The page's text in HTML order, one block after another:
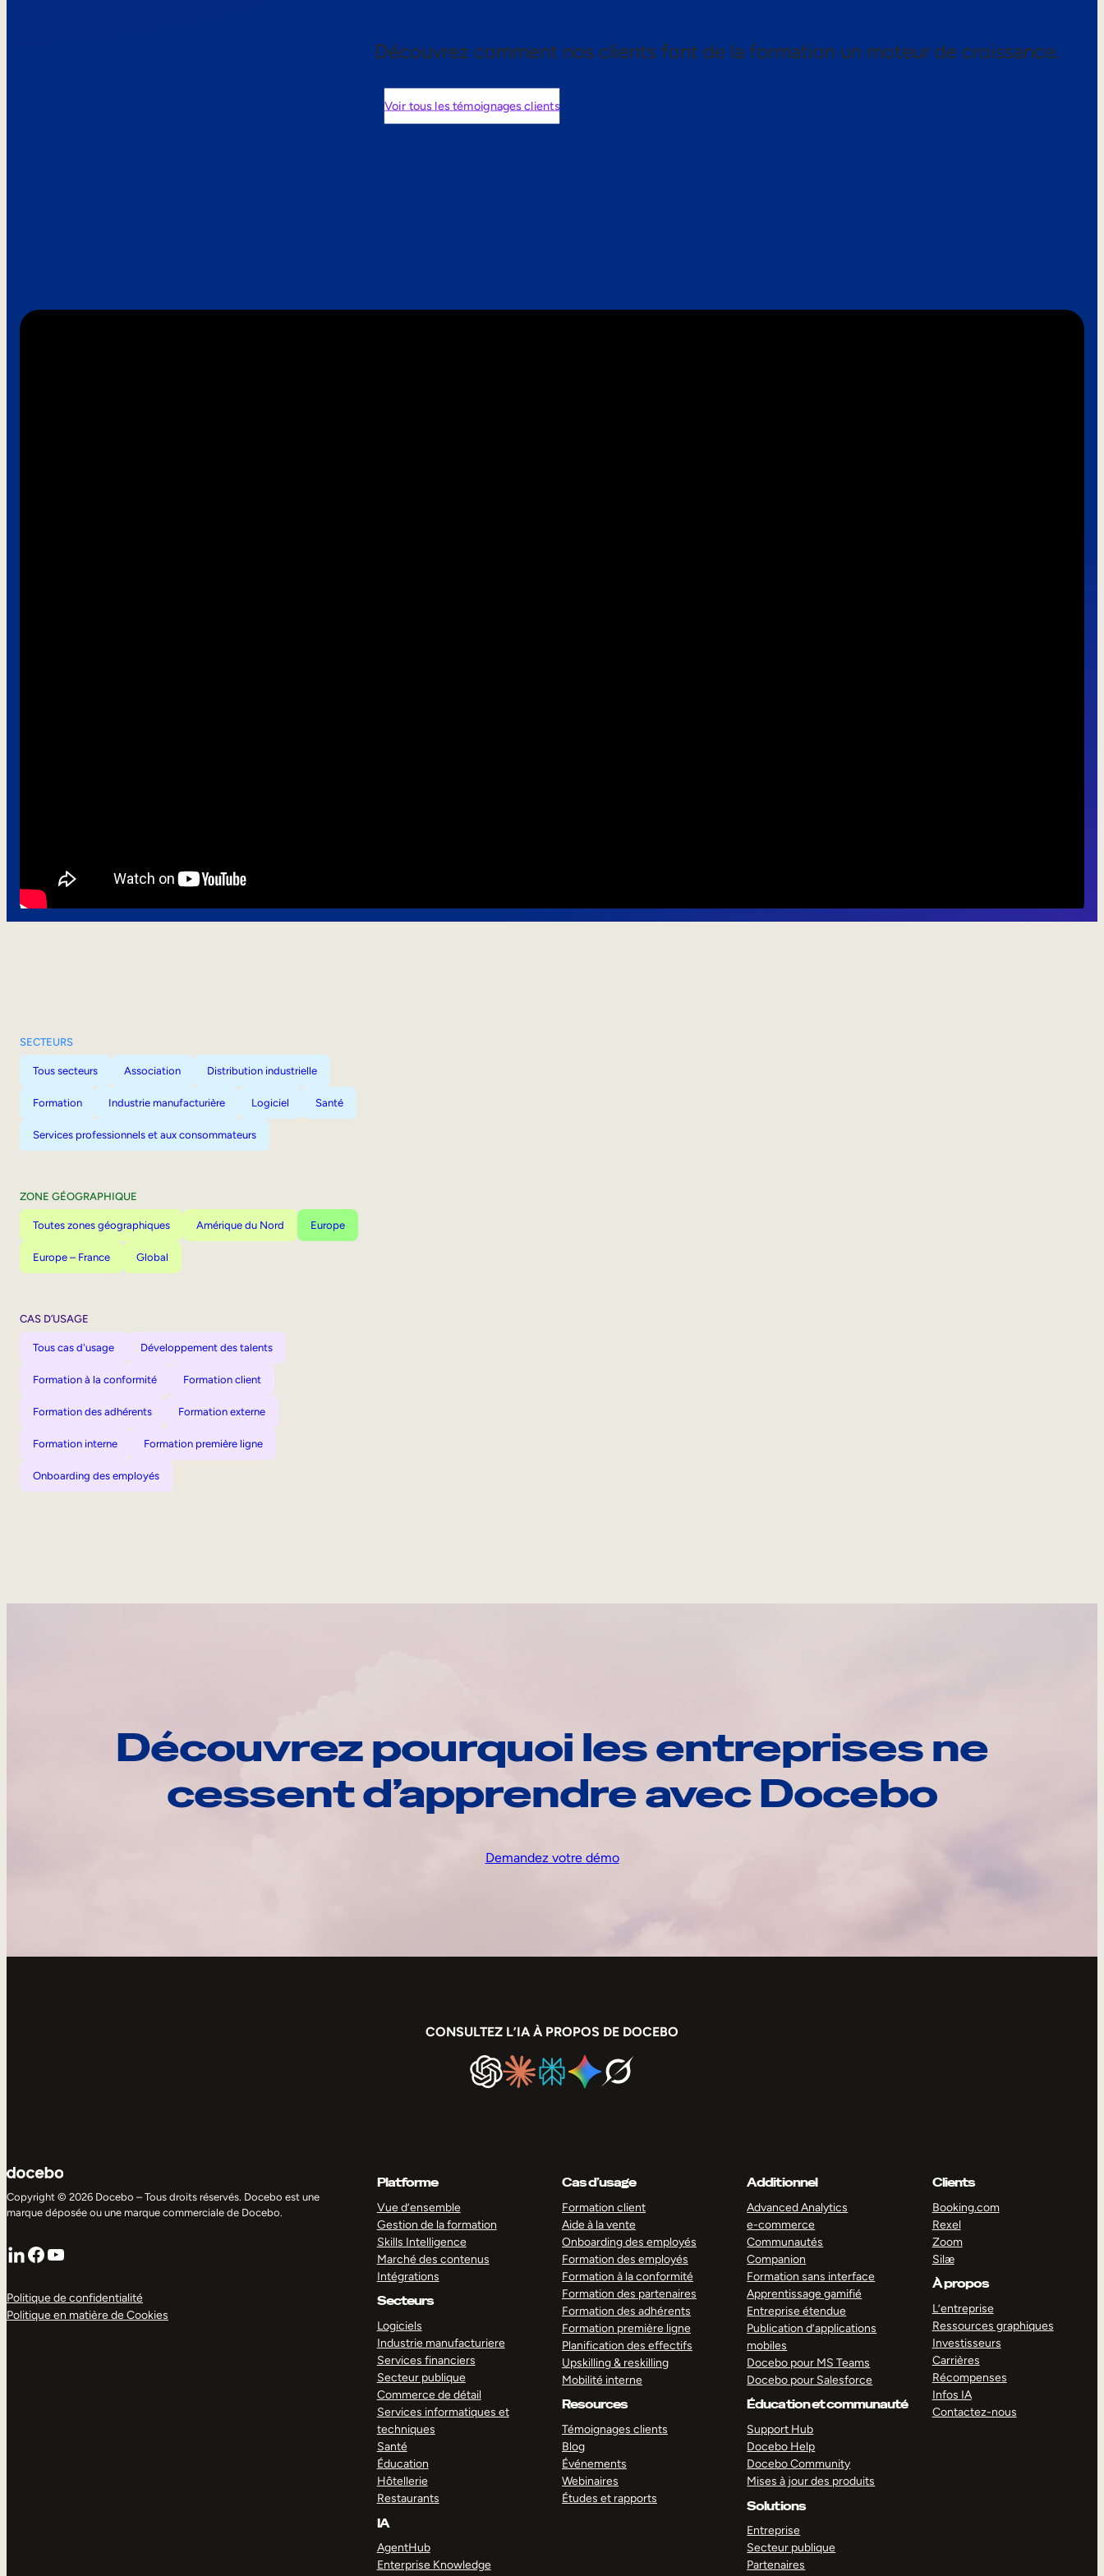
Découvrez comment nos clients font de la formation un moteur de croissance.
Voir tous les témoignages clients
SECTEURS
Tous secteurs Association Distribution industrielle
Formation Industrie manufacturière Logiciel Santé
Services professionnels et aux consommateurs
ZONE GÉOGRAPHIQUE
Toutes zones géographiques Amérique du Nord Europe
Europe – France Global
CAS D’USAGE
Tous cas d'usage Développement des talents
Formation à la conformité Formation client
Formation des adhérents Formation externe
Formation interne Formation première ligne
Onboarding des employés
Découvrez pourquoi les entreprises ne
cessent d’apprendre avec Docebo
Demandez votre démo
CONSULTEZ L’IA À PROPOS DE DOCEBO
Copyright © 2026 Docebo – Tous droits réservés. Docebo est une
marque déposée ou une marque commerciale de Docebo.
LinkedIn
Facebook
YouTube
Politique de confidentialité
Politique en matière de Cookies
Platforme
Vue d’ensemble
Gestion de la formation
Skills Intelligence
Marché des contenus
Intégrations
Secteurs
Logiciels
Industrie manufacturiere
Services financiers
Secteur publique
Commerce de détail
Services informatiques et
techniques
Santé
Éducation
Hôtellerie
Restaurants
IA
AgentHub
Enterprise Knowledge
Cas d’usage
Formation client
Aide à la vente
Onboarding des employés
Formation des employés
Formation à la conformité
Formation des partenaires
Formation des adhérents
Formation première ligne
Planification des effectifs
Upskilling & reskilling
Mobilité interne
Resources
Témoignages clients
Blog
Événements
Webinaires
Études et rapports
Additionnel
Advanced Analytics
e-commerce
Communautés
Companion
Formation sans interface
Apprentissage gamifié
Entreprise étendue
Publication d’applications
mobiles
Docebo pour MS Teams
Docebo pour Salesforce
Éducation et communauté
Support Hub
Docebo Help
Docebo Community
Mises à jour des produits
Solutions
Entreprise
Secteur publique
Partenaires
Clients
Booking.com
Rexel
Zoom
Silæ
À propos
L’entreprise
Ressources graphiques
Investisseurs
Carrières
Récompenses
Infos IA
Contactez-nous